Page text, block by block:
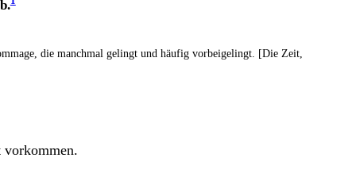
b.
die manch­mal gelingt und häu­fig vor­bei­ge­lingt. [Die Zeit,
vorkommen.